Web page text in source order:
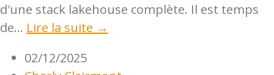
d'une stack lakehouse complète. Il est temps
de... Lire la suite →
02/12/2025